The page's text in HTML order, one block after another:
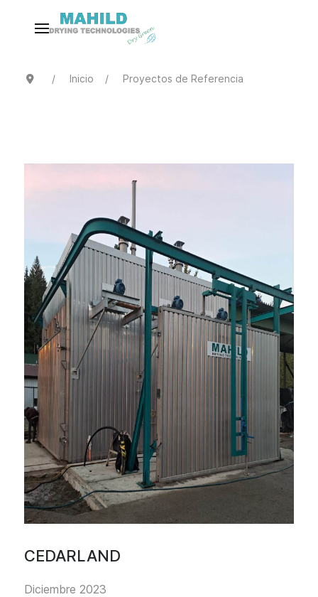
Inicio Proyectos de Referencia
CEDARLAND
Diciembre 2023